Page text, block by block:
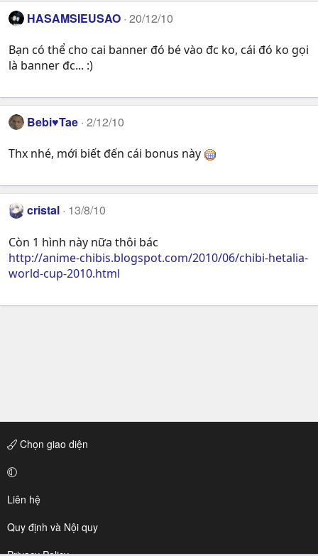
HASAMSIEUSAO 20/12/10
Bạn có thể cho cai banner đó bé vào đc ko, cái đó ko gọi
là banner đc... :)
Bebi♥Tae 2/12/10
Thx nhé, mới biết đến cái bonus này
cristal 13/8/10
Còn 1 hình này nữa thôi bác
http://anime-chibis.blogspot.com/2010/06/chibi-hetalia-
world-cup-2010.html
Chọn giao diện
Liên hệ
Quy định và Nội quy